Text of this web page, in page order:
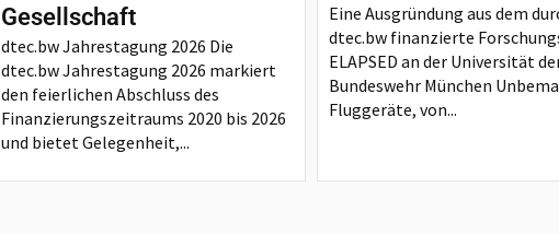
Gesellschaft
dtec.bw Jahrestagung 2026 Die
dtec.bw Jahrestagung 2026 markiert
den feierlichen Abschluss des
Finanzierungszeitraums 2020 bis 2026
und bietet Gelegenheit,...
Eine Ausgründung aus dem
dtec.bw finanzierte
ELAPSED an der Universität
Bundeswehr München
Fluggeräte, von...